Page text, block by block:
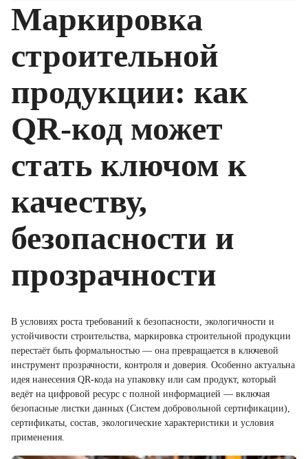
Маркировка
строительной
продукции: как
QR-код может
стать ключом к
качеству,
безопасности и
прозрачности
В условиях роста требований к безопасности, экологичности и
устойчивости строительства, маркировка строительной продукции
перестаёт быть формальностью — она превращается в ключевой
инструмент прозрачности, контроля и доверия. Особенно актуальна
идея нанесения QR-кода на упаковку или сам продукт, который
ведёт на цифровой ресурс с полной информацией — включая
безопасные листки данных (Систем добровольной сертификации),
сертификаты, состав, экологические характеристики и условия
применения.